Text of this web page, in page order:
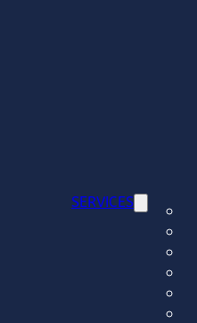
SERVICES